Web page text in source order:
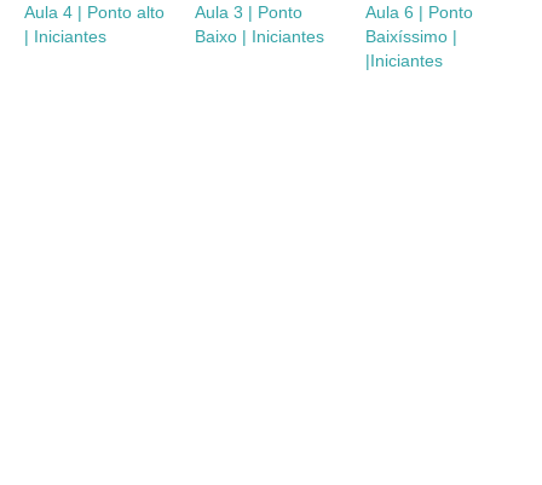
Aula 4 | Ponto alto
| Iniciantes
Aula 3 | Ponto
Baixo | Iniciantes
Aula 6 | Ponto
Baixíssimo |
|Iniciantes